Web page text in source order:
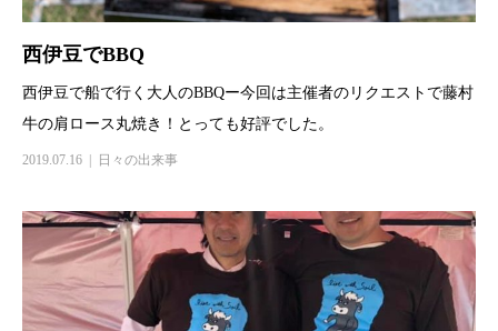
西伊豆でBBQ
西伊豆で船で行く大人のBBQー今回は主催者のリクエストで藤村
牛の肩ロース丸焼き！とっても好評でした。
2019.07.16 日々の出来事